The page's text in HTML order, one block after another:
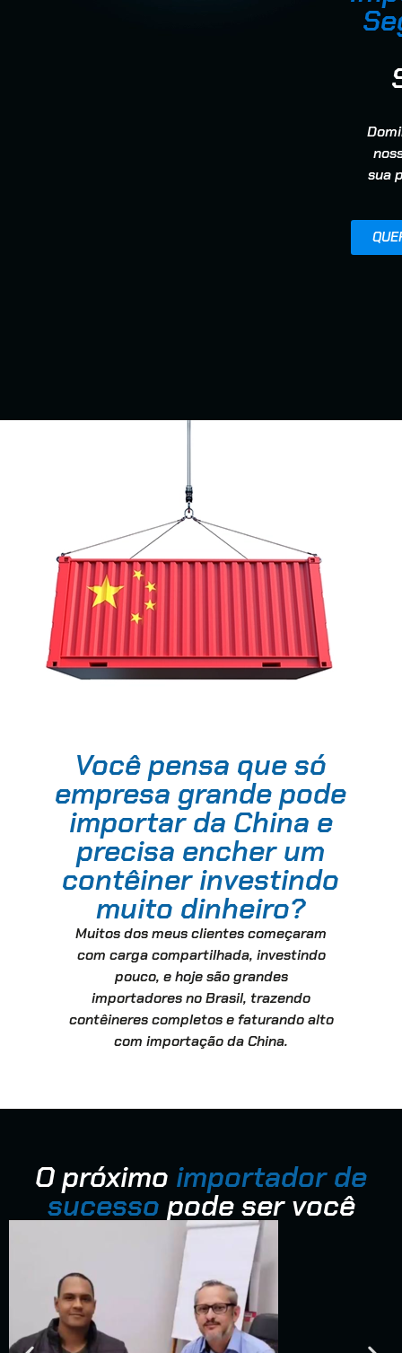
sua
Você pensa que só
empresa grande pode
importar da China e
precisa encher um
contêiner investindo
muito dinheiro?
Muitos dos meus clientes começaram
com carga compartilhada, investindo
pouco, e hoje são grandes
importadores no Brasil, trazendo
contêineres completos e faturando alto
com importação da China.
O próximo importador de
sucesso pode ser você